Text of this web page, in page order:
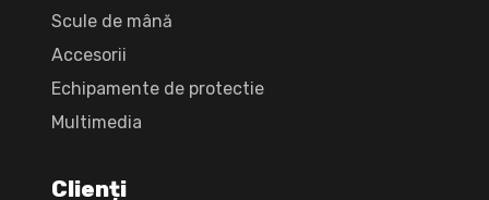
Scule de mână
Accesorii
Echipamente de protectie
Multimedia
Clienți